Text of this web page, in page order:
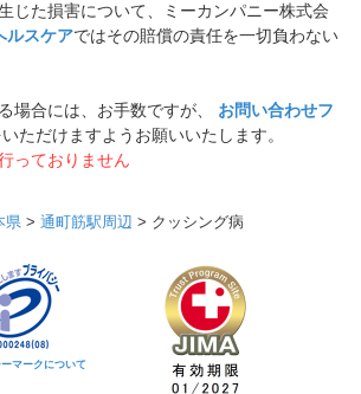
じた損害について、ミーカンパニー株式会
ルスケアではその賠償の責任を一切負わない
場合には、お手数ですが、 お問い合わせフ
ただけますようお願いいたします。
っておりません
県 > 通町筋駅周辺 > クッシング病
マークについて